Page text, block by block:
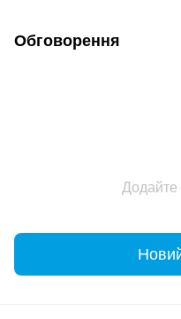
Обговорення
Додайте